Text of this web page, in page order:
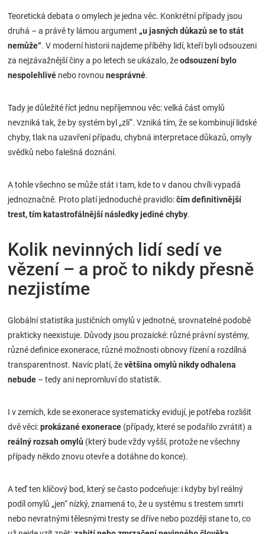
Teoretická debata o omylech je jedna věc. Konkrétní případy jsou
druhá – a právě ty lámou argument „u jasných důkazů se to stát
nemůže“. V moderní historii najdeme příběhy lidí, kteří byli odsouzeni
za nejzávažnější činy a po letech se ukázalo, žeodsouzení bylo
nespolehlivé nebo rovnou nesprávné.
Tady je důležité říct jednu nepříjemnou věc: velká část omylů
nevzniká tak, že by systém byl „zlí“. Vzniká tím, že se kombinují lidské
chyby, tlak na uzavření případu, chybná interpretace důkazů, omyly
svědků nebo falešná doznání.
A tohle všechno se může stát i tam, kde to v danou chvíli vypadá
jednoznačně. Proto platí jednoduché pravidlo:čím definitivnější
trest, tím katastrofálnější následky jediné chyby.
Kolik nevinných lidí sedí ve
vězení – a proč to nikdy přesně
nezjistíme
Globální statistika justičních omylů v jednotné, srovnatelné podobě
prakticky neexistuje. Důvody jsou prozaické: různé právní systémy,
různé definice exonerace, různé možnosti obnovy řízení a rozdílná
transparentnost. Navíc platí, ževětšina omylů nikdy odhalena
nebude – tedy ani nepromluví do statistik.
I v zemích, kde se exonerace systematicky evidují, je potřeba rozlišit
dvě věci:prokázané exonerace (případy, které se podařilo zvrátit) a
reálný rozsah omylů (který bude vždy vyšší, protože ne všechny
případy někdo znovu otevře a dotáhne do konce).
A teď ten klíčový bod, který se často podceňuje: i kdyby byl reálný
podíl omylů „jen“ nízký, znamená to, že u systému s trestem smrti
nebo nevratnými tělesnými tresty se dříve nebo později stane to, co